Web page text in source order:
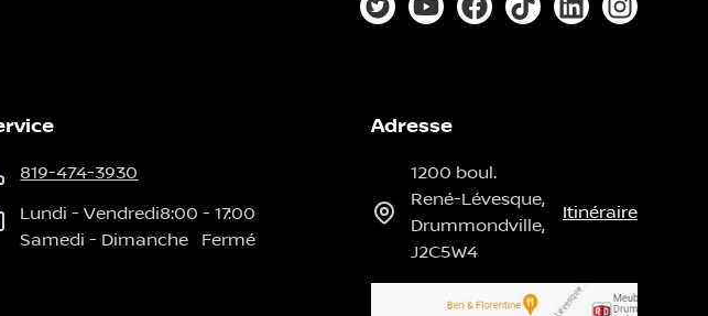
Lien vers notre compte Twitter
Lien vers notre chaîne YouTube
Lien vers notre page
Lien vers notre
Lien vers notre
Lien vers
819-474-3930
Lundi -Vendredi8:00 - 17:00
Samedi - Dimanche Fermé
Adresse
1200 boul.
René-Lévesque,
Drummondville,
J2C5W4
Itinéraire